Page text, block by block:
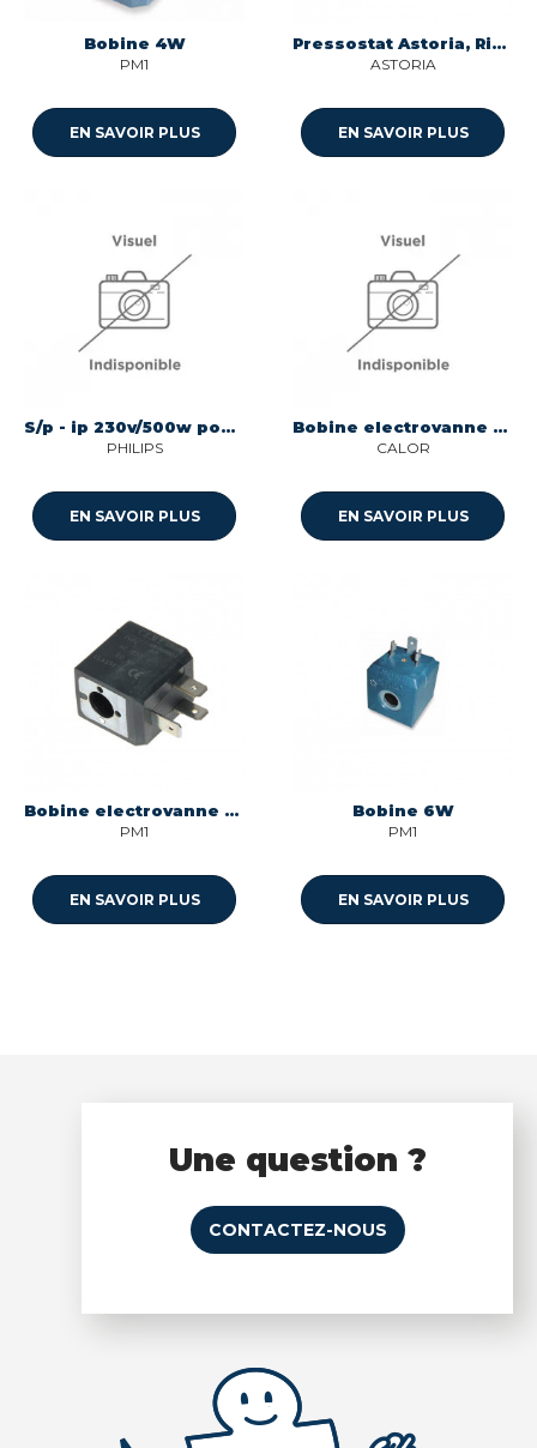
Bobine 4W
PM1
EN SAVOIR PLUS
Pressostat Astoria, Riviera & Bar
ASTORIA
EN SAVOIR PLUS
S/p - ip 230v/500w pour centrale vapeur Philips 423902186871
PHILIPS
EN SAVOIR PLUS
Bobine electrovanne pour centrale vapeur Calor CS-00143086
CALOR
EN SAVOIR PLUS
Bobine electrovanne 4w - trou 10mm pour centrale vapeur Multi-marques
PM1
EN SAVOIR PLUS
Bobine 6W
PM1
EN SAVOIR PLUS
Une question ?
CONTACTEZ-NOUS